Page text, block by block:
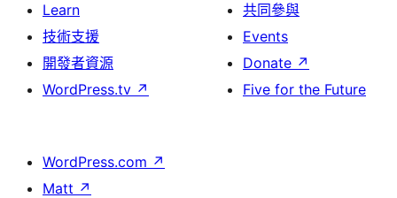
Learn
技術支援
開發者資源
WordPress.tv ↗
共同參與
Events
Donate ↗
Five for the Future
WordPress.com ↗
Matt ↗